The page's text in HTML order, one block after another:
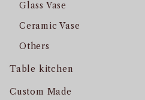
Glass Vase
Ceramic Vase
Others
Table kitchen
Custom Made